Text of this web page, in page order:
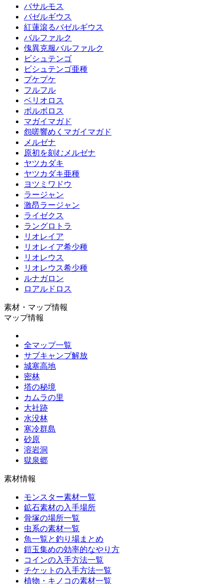
バサルモス
バゼルギウス
紅蓮滾るバゼルギウス
バルファルク
傀異克服バルファルク
ビシュテンゴ
ビシュテンゴ亜種
プケプケ
フルフル
ベリオロス
ボルボロス
マガイマガド
怨嗟響めくマガイマガド
メルゼナ
原初を刻むメルゼナ
ヤツカダキ
ヤツカダキ亜種
ヨツミワドウ
ラージャン
激昂ラージャン
ライゼクス
ラングロトラ
リオレイア
リオレイア希少種
リオレウス
リオレウス希少種
ルナガロン
ロアルドロス
素材・マップ情報
マップ情報
全マップ一覧
サブキャンプ解放
城塞高地
密林
塔の秘境
カムラの里
大社跡
水没林
寒冷群島
砂原
溶岩洞
獄泉郷
素材情報
モンスター素材一覧
鉱石素材の入手場所
骨塚の場所一覧
虫系の素材一覧
魚一覧と釣り場まとめ
鎧玉集めの効率的なやり方
コインの入手方法一覧
チケットの入手方法一覧
植物・キノコの素材一覧